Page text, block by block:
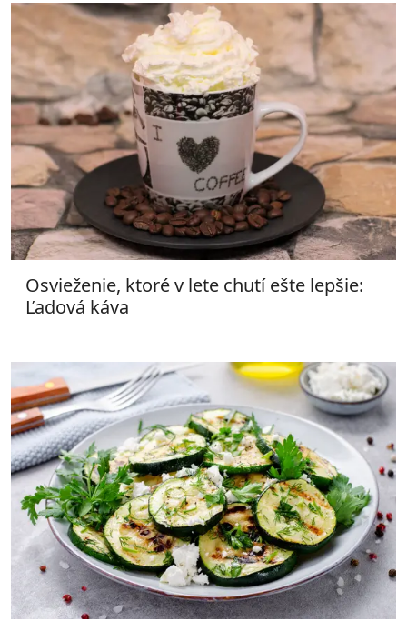
Osvieženie, ktoré v lete chutí ešte lepšie:
Ľadová káva